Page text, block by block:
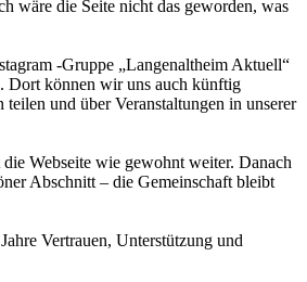
wäre die Seite nicht das geworden, was
-Gruppe „Langenaltheim Aktuell“
Dort können wir uns auch künftig
teilen und über Veranstaltungen in unserer
Webseite wie gewohnt weiter. Danach
Abschnitt – die Gemeinschaft bleibt
Vertrauen, Unterstützung und